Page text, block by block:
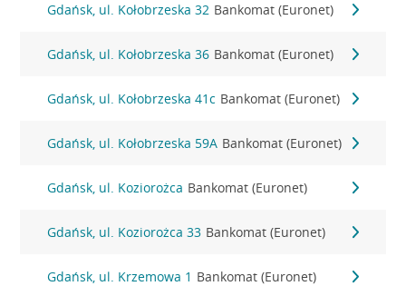
Gdańsk, ul. Kołobrzeska 32 Bankomat (Euronet)
Gdańsk, ul. Kołobrzeska 36 Bankomat (Euronet)
Gdańsk, ul. Kołobrzeska 41c Bankomat (Euronet)
Gdańsk, ul. Kołobrzeska 59A Bankomat (Euronet)
Gdańsk, ul. Koziorożca Bankomat (Euronet)
Gdańsk, ul. Koziorożca 33 Bankomat (Euronet)
Gdańsk, ul. Krzemowa 1 Bankomat (Euronet)